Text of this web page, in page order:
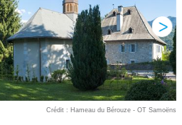
Crédit : Hameau du Bérouze - OT Samoëns